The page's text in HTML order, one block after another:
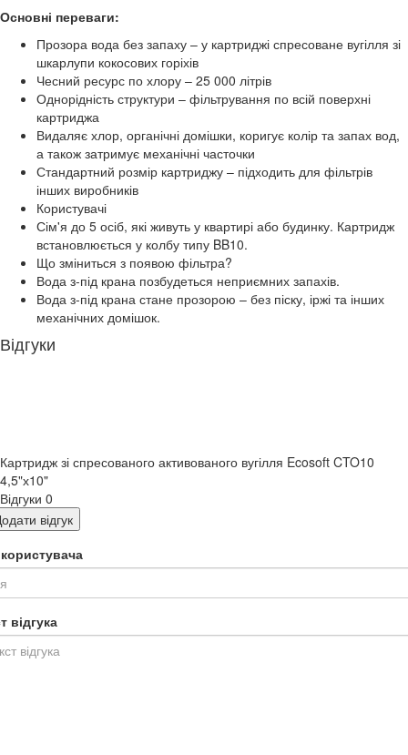
Основні переваги:
Прозора вода без запаху – у картриджі спресоване вугілля зі
шкарлупи кокосових горіхів
Чесний ресурс по хлору – 25 000 літрів
Однорідність структури – фільтрування по всій поверхні
картриджа
Видаляє хлор, органічні домішки, коригує колір та запах вод,
а також затримує механічні часточки
Стандартний розмір картриджу – підходить для фільтрів
інших виробників
Користувачі
Сім'я до 5 осіб, які живуть у квартирі або будинку. Картридж
встановлюється у колбу типу BB10.
Що зміниться з появою фільтра?
Вода з-під крана позбудеться неприємних запахів.
Вода з-під крана стане прозорою – без піску, іржі та інших
механічних домішок.
Відгуки
Картридж зі спресованого активованого вугілля Ecosoft CTO10
4,5"х10"
Відгуки 0
відгук
відгука